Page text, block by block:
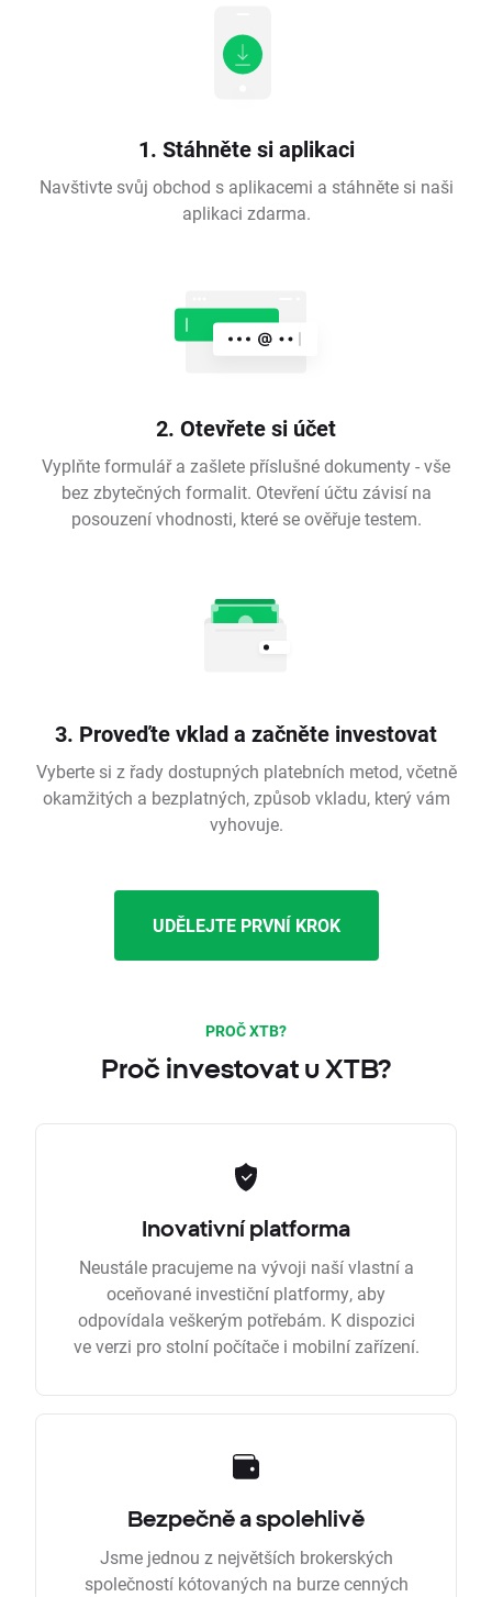
1. Stáhněte si aplikaci
Navštivte svůj obchod s aplikacemi a stáhněte si naši
aplikaci zdarma.
2. Otevřete si účet
Vyplňte formulář a zašlete příslušné dokumenty - vše
bez zbytečných formalit. Otevření účtu závisí na
posouzení vhodnosti, které se ověřuje testem.
3. Proveďte vklad a začněte investovat
Vyberte si z řady dostupných platebních metod, včetně
okamžitých a bezplatných, způsob vkladu, který vám
vyhovuje.
UDĚLEJTE PRVNÍ KROK
PROČ XTB?
Proč investovat u XTB?
Inovativní platforma
Neustále pracujeme na vývoji naší vlastní a
oceňované investiční platformy, aby
odpovídala veškerým potřebám. K dispozici
ve verzi pro stolní počítače i mobilní zařízení.
Bezpečně a spolehlivě
Jsme jednou z největších brokerských
společností kótovaných na burze cenných